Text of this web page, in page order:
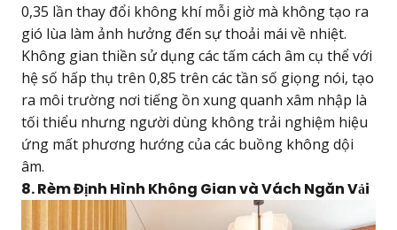
0,35 lần thay đổi không khí mỗi giờ mà không tạo ra
gió lùa làm ảnh hưởng đến sự thoải mái về nhiệt.
Không gian thiền sử dụng các tấm cách âm cụ thể với
hệ số hấp thụ trên 0,85 trên các tần số giọng nói, tạo
ra môi trường nơi tiếng ồn xung quanh xâm nhập là
tối thiểu nhưng người dùng không trải nghiệm hiệu
ứng mất phương hướng của các buồng không dội
âm.
8. Rèm Định Hình Không Gian và Vách Ngăn Vải